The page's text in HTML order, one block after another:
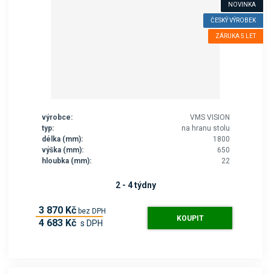
NOVINKA
ČESKÝ VÝROBEK
ZÁRUKA 5 LET
výrobce:
VMS VISION
typ:
na hranu stolu
délka (mm):
1800
výška (mm):
650
hloubka (mm):
22
2 - 4 týdny
3 870 Kč bez DPH
4 683 Kč s DPH KOUPIT